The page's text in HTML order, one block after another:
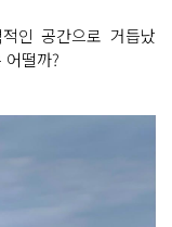
인 공간으로 거듭났
어떨까?